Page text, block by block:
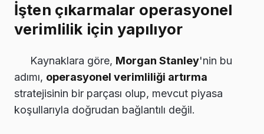
İşten çıkarmalar operasyonel
verimlilik için yapılıyor
Kaynaklara göre, Morgan Stanley'nin bu
adımı, operasyonel verimliliği artırma
stratejisinin bir parçası olup, mevcut piyasa
koşullarıyla doğrudan bağlantılı değil.